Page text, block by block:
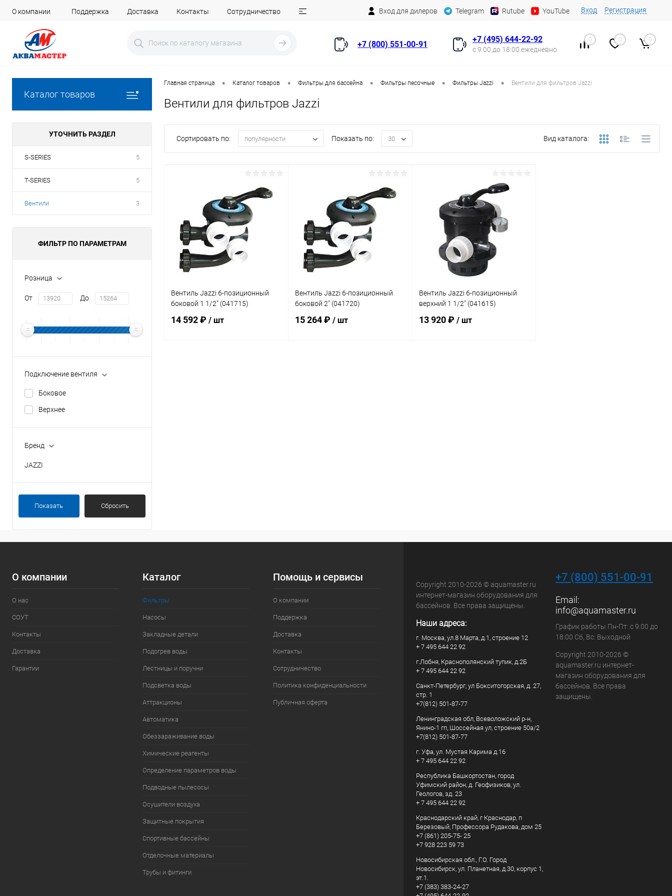
О компании Поддержка Доставка Контакты Сотрудничество Вход для дилеров Telegram Rutube YouTube Вход Регистрация
+7 (800) 551-00-91
+7 (495) 644-22-92
с 9:00 до 18:00 ежедневно
0 0 0
Каталог товаров
УТОЧНИТЬ РАЗДЕЛ
S-SERIES 5
T-SERIES 5
Вентили 3
ФИЛЬТР ПО ПАРАМЕТРАМ
Розница
От До
Подключение вентиля
Боковое
Верхнее
Бренд
JAZZI
Показать Сбросить
Главная страница • Каталог товаров • Фильтры для бассейна • Фильтры песочные • Фильтры Jazzi • Вентили для фильтров Jazzi
Вентили для фильтров Jazzi
Сортировать по: популярности Показать по: 30 Вид каталога:
Вентиль Jazzi 6-позиционный
боковой 1 1/2" (041715)
14 592 ₽ / шт
Вентиль Jazzi 6-позиционный
боковой 2" (041720)
15 264 ₽ / шт
Вентиль Jazzi 6-позиционный
верхний 1 1/2" (041615)
13 920 ₽ / шт
О компании
О нас
СОУТ
Контакты
Доставка
Гарантии
Каталог
Фильтры
Насосы
Закладные детали
Подогрев воды
Лестницы и поручни
Подсветка воды
Аттракционы
Автоматика
Обеззараживание воды
Химические реагенты
Определение параметров воды
Подводные пылесосы
Осушители воздуха
Защитные покрытия
Спортивные бассейны
Отделочные материалы
Трубы и фитинги
Помощь и сервисы
О компании
Поддержка
Доставка
Контакты
Сотрудничество
Политика конфиденциальности
Публичная оферта
Copyright 2010-2026 © aquamaster.ru
интернет-магазин оборудования для
бассейнов. Все права защищены.
Наши адреса:
г. Москва, ул.8 Марта, д.1, строение 12
+ 7 495 644 22 92
г.Лобня, Краснополянский тупик, д.2Б
+ 7 495 644 22 92
Санкт-Петербург, ул Бокситогорская, д. 27,
стр. 1
+7(812) 501-87-77
Ленинградская обл, Всеволожский р-н,
Янино-1 гп, Шоссейная ул, строение 50а/2
+7(812) 501-87-77
г. Уфа, ул. Мустая Карима д.16
+ 7 495 644 22 92
Республика Башкортостан, город
Уфимский район, д. Геофизиков, ул.
Геологов, зд. 23
+ 7 495 644 22 92
Краснодарский край, г Краснодар, п
Березовый, Профессора Рудакова, дом 25
+7 (861) 205-75- 25
+7 928 223 59 73
Новосибирская обл., Г.О. Город
Новосибирск, ул. Планетная, д.30, корпус 1,
эт.1.
+7 (383) 383-24-27
+7 (800) 551-00-91
Email:
info@aquamaster.ru
График работы Пн-Пт: с 9:00 до
18:00 Сб, Вс: Выходной
Copyright 2010-2026 ©
aquamaster.ru интернет-
магазин оборудования для
бассейнов. Все права
защищены.